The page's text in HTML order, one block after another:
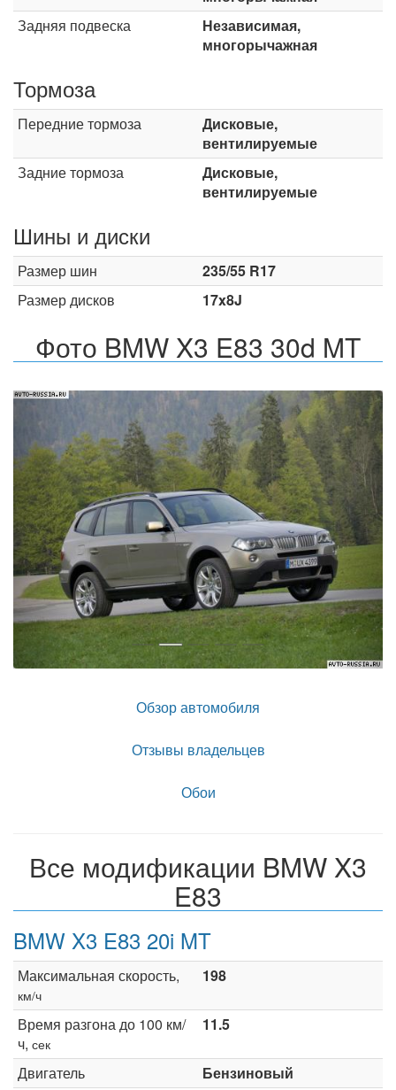
Задняя подвеска
Независимая,
многорычажная
Тормоза
Передние тормоза
Дисковые,
вентилируемые
Задние тормоза
Дисковые,
вентилируемые
Шины и диски
Размер шин
235/55 R17
Размер дисков
17x8J
Фото BMW X3 E83 30d MT
Назад
Обзор автомобиля
Отзывы владельцев
Обои
Все модификации BMW X3
E83
BMW X3 E83 20i MT
Максимальная скорость,
км/ч
198
Время разгона до 100 км/
ч, сек
11.5
Двигатель
Бензиновый